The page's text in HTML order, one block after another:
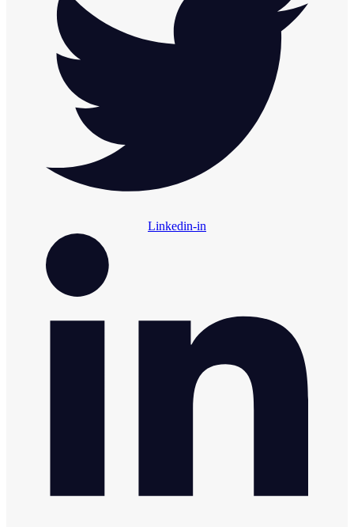
Linkedin-in